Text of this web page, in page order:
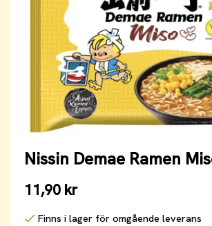
Nissin Demae Ramen
11,90 kr
Finns i lager för omgående leverans